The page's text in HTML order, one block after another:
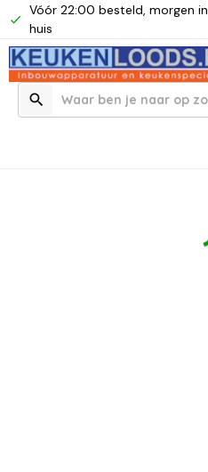
Vóór 22:00 besteld, morgen in
huis